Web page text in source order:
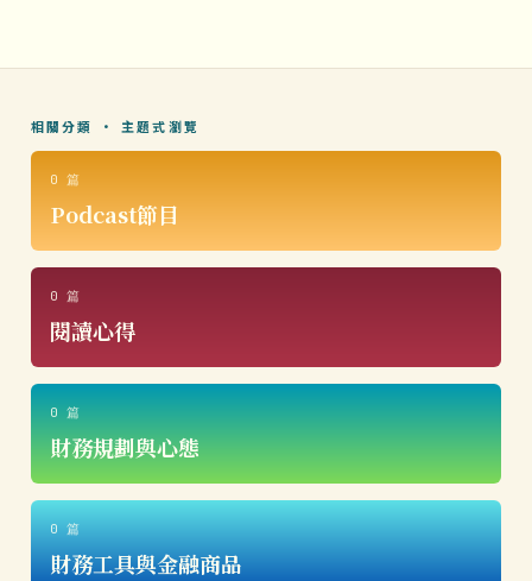
相關分類 · 主題式瀏覽
0 篇
Podcast節目
0 篇
閱讀心得
0 篇
財務規劃與心態
0 篇
財務工具與金融商品